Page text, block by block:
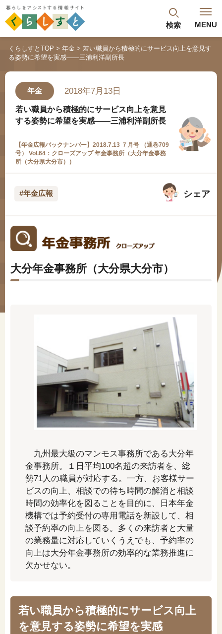
検索 MENU
閉じる
最新記事 閲覧履歴
年金のよくあるご質問
#年金広報
#くらしすとEYE(年金)
#ねんきんAtoZ
「年金」に関する記事
「健康」に関する記事
「終活」に関する記事
「家計」に関する記事
「暮らし」に関する記事
くらしすとについて
協会事業案内
プライバシーポリシー（個人情報保護方針）
サイトマップ
くらしすとTOP 年金
若い職員から積極的にサービス向上を意見す
る姿勢に希望を実感——三浦利洋副所長
年金 2018年7月13日
若い職員から積極的にサービス向上を意見
する姿勢に希望を実感——三浦利洋副所長
【年金広報バックナンバー】2018.7.13 ７月号 （通巻709
号） Vol.64：クローズアップ 年金事務所（大分年金事務
所（大分県大分市））
#年金広報 シェア
大分年金事務所（大分県大分市）
九州最大級のマンモス事務所である大分年
金事務所。１日平均100名超の来訪者を、総
勢71人の職員が対応する。一方、お客様サー
ビスの向上、相談での待ち時間の解消と相談
時間の効率化を図ることを目的に、日本年金
機構では予約受付の専用電話を新設して、相
談予約率の向上を図る。多くの来訪者と大量
の業務量に対応していくうえでも、予約率の
向上は大分年金事務所の効率的な業務推進に
欠かせない。
若い職員から積極的にサービス向上
を意見する姿勢に希望を実感